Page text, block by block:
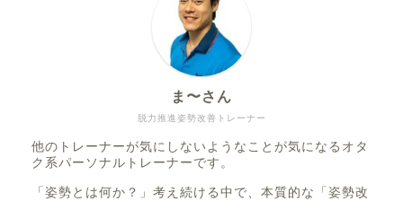
脱力推進姿勢改善トレーナー
ま〜さん
他のトレーナーが気にしないようなことが気になるオタ
ク系パーソナルトレーナーです。
「姿勢とは何か？」考え続ける中で、本質的な「姿勢改